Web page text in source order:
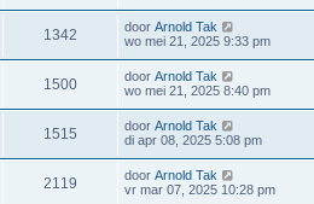
1342 door Arnold Tak
wo mei 21, 2025 9:33 pm
1500 door Arnold Tak
wo mei 21, 2025 8:40 pm
1515 door Arnold Tak
di apr 08, 2025 5:08 pm
2119 door Arnold Tak
vr mar 07, 2025 10:28 pm